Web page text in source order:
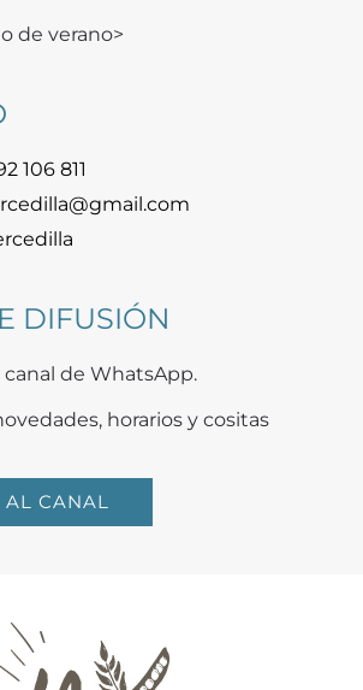
de verano>
106 811
DIFUSIÓN
de WhatsApp.
horarios y cositas
AL CANAL